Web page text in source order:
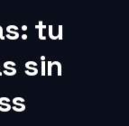
tu
sin